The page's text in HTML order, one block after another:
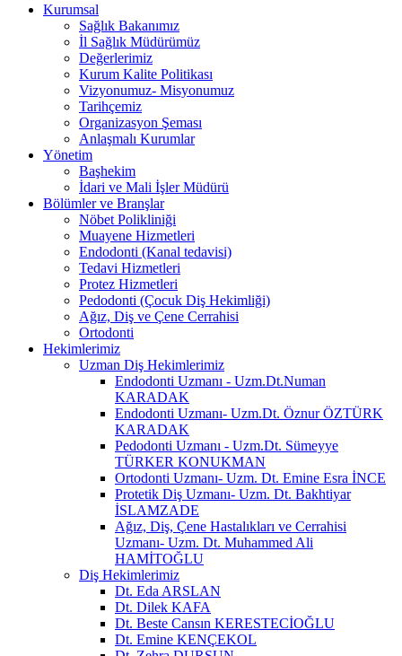
Kurumsal
Sağlık Bakanımız
İl Sağlık Müdürümüz
Değerlerimiz
Kurum Kalite Politikası
Vizyonumuz- Misyonumuz
Tarihçemiz
Organizasyon Şeması
Anlaşmalı Kurumlar
Yönetim
Başhekim
İdari ve Mali İşler Müdürü
Bölümler ve Branşlar
Nöbet Polikliniği
Muayene Hizmetleri
Endodonti (Kanal tedavisi)
Tedavi Hizmetleri
Protez Hizmetleri
Pedodonti (Çocuk Diş Hekimliği)
Ağız, Diş ve Çene Cerrahisi
Ortodonti
Hekimlerimiz
Uzman Diş Hekimlerimiz
Endodonti Uzmanı - Uzm.Dt.Numan
KARADAK
Endodonti Uzmanı- Uzm.Dt. Öznur ÖZTÜRK
KARADAK
Pedodonti Uzmanı - Uzm.Dt. Sümeyye
TÜRKER KONUKMAN
Ortodonti Uzmanı- Uzm. Dt. Emine Esra İNCE
Protetik Diş Uzmanı- Uzm. Dt. Bakhtiyar
İSLAMZADE
Ağız, Diş, Çene Hastalıkları ve Cerrahisi
Uzmanı- Uzm. Dt. Muhammed Ali
HAMİTOĞLU
Diş Hekimlerimiz
Dt. Eda ARSLAN
Dt. Dilek KAFA
Dt. Beste Cansın KERESTECİOĞLU
Dt. Emine KENÇEKOL